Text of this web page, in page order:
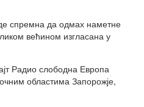
спремна да одмах наметне
већином изгласана у
Радио слободна Европа
областима Запорожје,